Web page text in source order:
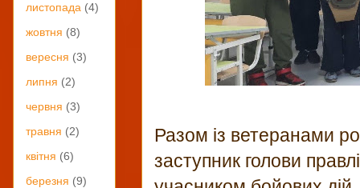
Разом із ветеранами
заступник голови
листопада (4)
жовтня (8)
вересня (3)
липня (2)
червня (3)
травня (2)
квітня (6)
березня (9)